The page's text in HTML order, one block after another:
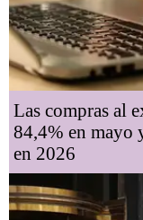
Las compras al
84,4% en mayo
en 2026